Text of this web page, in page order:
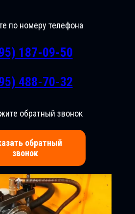
по номеру телефона
187-09-50
488-70-32
обратный звонок
обратный
звонок